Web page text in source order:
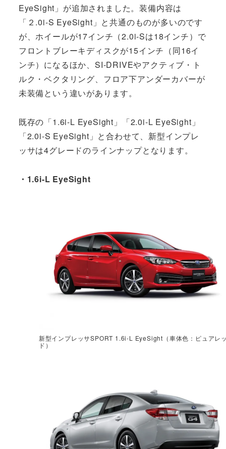
EyeSight」が追加されました。装備内容は
「２.0i-S EyeSight」と共通のものが多いのです
が、ホイールが17インチ（2.0i-Sは18インチ）で
フロントブレーキディスクが15インチ（同16イ
ンチ）になるほか、SI-DRIVEやアクティブ・ト
ルク・ベクタリング、フロア下アンダーカバーが
未装備という違いがあります。
既存の「1.6i-L EyeSight」「2.0i-L EyeSight」
「2.0i-S EyeSight」と合わせて、新型インプレ
ッサは4グレードのラインナップとなります。
・1.6i-L EyeSight
新型インプレッサSPORT 1.6i-L EyeSight（車体色：ピュアレ
ド）